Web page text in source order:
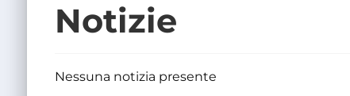
Notizie
Nessuna notizia presente